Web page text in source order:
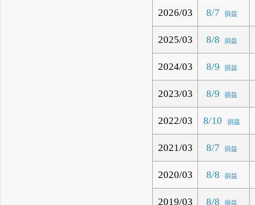
2026/03 8/7 損益
2025/03 8/8 損益
2024/03 8/9 損益
2023/03 8/9 損益
2022/03 8/10 損益
2021/03 8/7 損益
2020/03 8/8 損益
2019/03 8/8 損益